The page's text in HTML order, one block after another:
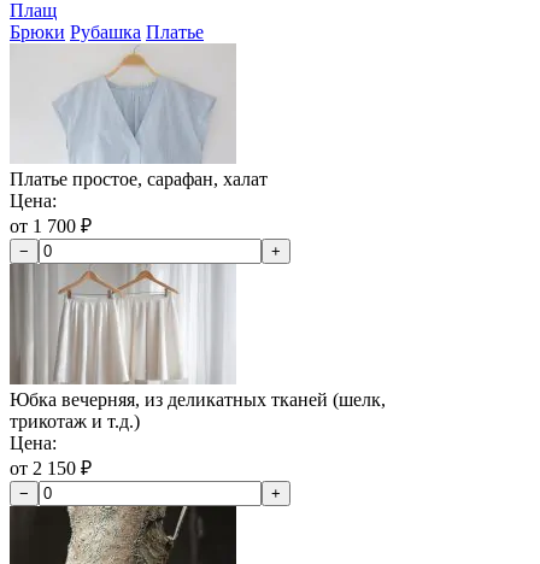
Плащ
Брюки Рубашка Платье
Платье простое, сарафан, халат
Цена:
от 1 700 ₽
− +
Юбка вечерняя, из деликатных тканей (шелк,
трикотаж и т.д.)
Цена:
от 2 150 ₽
− +